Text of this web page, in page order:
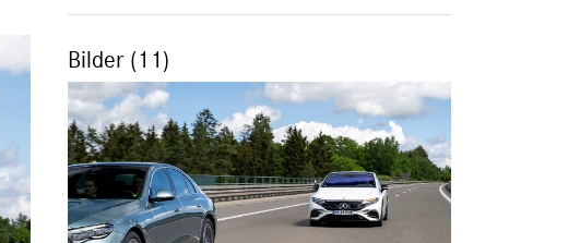
Bilder (11)